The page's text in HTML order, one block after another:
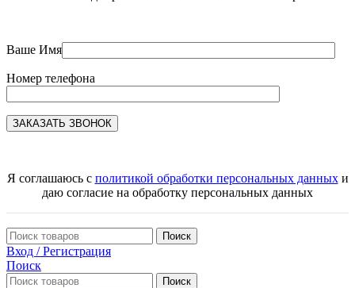
Ваше Имя
Номер телефона
Я соглашаюсь с политикой обработки персональных данныхи
даю согласие на обработку персональных данных
Поиск
Вход / Регистрация
Поиск
Поиск